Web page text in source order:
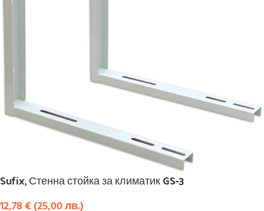
Sufix, Стенна стойка за климатик GS-3
12,78€(25,00лв.)